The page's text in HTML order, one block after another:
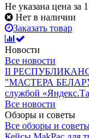
Не указана цена за 1
Нет в наличии
Заказать товар
Новости
Все новости
II
"МАСТЕРА
службой
Все новости
Обзоры и советы
Все обзоры и